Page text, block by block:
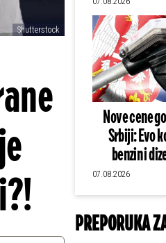
Shutterstock
Nove cene
Srbiji: Evo
benzin i
07.08.2026
PREPORUKA